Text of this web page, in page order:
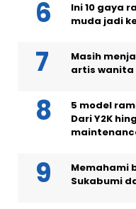
Ini 10 gaya
muda jadi
Masih
artis wanita
5 model
Dari Y2K
Memahami
Sukabumi